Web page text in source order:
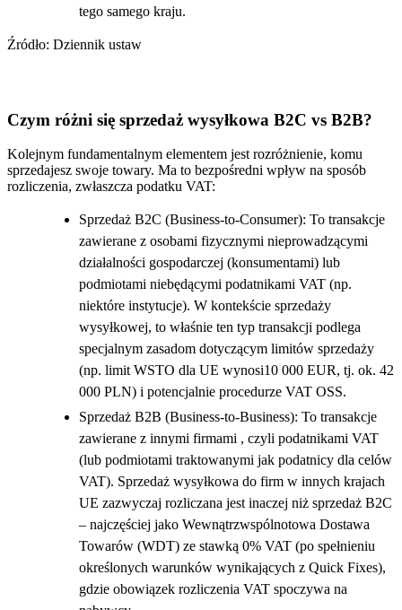
tego samego kraju.
Źródło: Dziennik ustaw
Czym różni się sprzedaż wysyłkowa B2C vs B2B?
Kolejnym fundamentalnym elementem jest rozróżnienie, komu
sprzedajesz swoje towary. Ma to bezpośredni wpływ na sposób
rozliczenia, zwłaszcza podatku VAT:
Sprzedaż B2C (Business-to-Consumer): To transakcje
zawierane z osobami fizycznymi nieprowadzącymi
działalności gospodarczej (konsumentami) lub
podmiotami niebędącymi podatnikami VAT (np.
niektóre instytucje). W kontekście sprzedaży
wysyłkowej, to właśnie ten typ transakcji podlega
specjalnym zasadom dotyczącym limitów sprzedaży
(np. limit WSTO dla UE wynosi10 000 EUR, tj. ok. 42
000 PLN) i potencjalnie procedurze VAT OSS.
Sprzedaż B2B (Business-to-Business): To transakcje
zawierane z innymi firmami , czyli podatnikami VAT
(lub podmiotami traktowanymi jak podatnicy dla celów
VAT). Sprzedaż wysyłkowa do firm w innych krajach
UE zazwyczaj rozliczana jest inaczej niż sprzedaż B2C
– najczęściej jako Wewnątrzwspólnotowa Dostawa
Towarów (WDT) ze stawką 0% VAT (po spełnieniu
określonych warunków wynikających z Quick Fixes),
gdzie obowiązek rozliczenia VAT spoczywa na